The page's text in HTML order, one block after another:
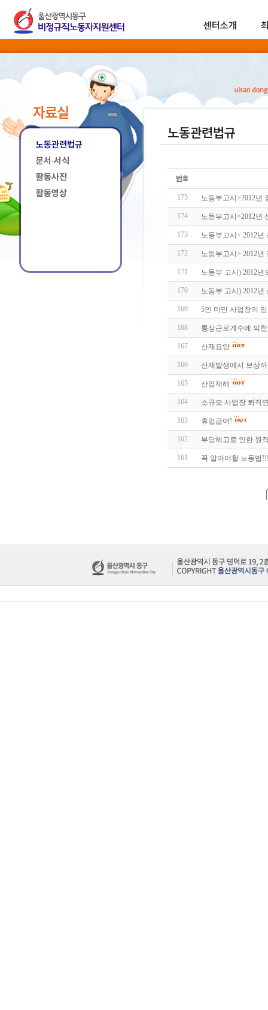
센터소개
자료실
노동관련법규
문서·서식
활동사진
활동영상
노동관련법규
175 노동부고시>2012년
174 노동부고시>2012년
173 노동부고시> 2012년
172 노동부고시> 2012
171 노동부 고시) 2012년
170 노동부 고시) 2012
169 5인 미만 사업장의
168 통상근로계수에 의
167 산재요양
166 산재발생에서 보상
165 산업재해
164 소규모 사업장 퇴직
163 휴업급여!
162 부당해고로 인한 원
161 꼭 알아야할 노동법